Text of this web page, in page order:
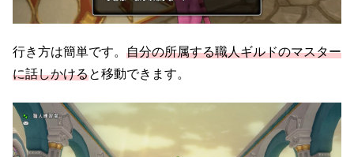
行き方は簡単です。 自分の所属する職人ギルドのマスター
に話しかけると移動できます。